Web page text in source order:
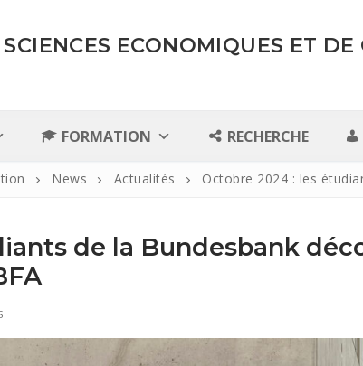
ECONOMIQUES ET DE
FORMATION RECHERCHE
News Actualités Octobre 2024 : les
de la Bundesbank